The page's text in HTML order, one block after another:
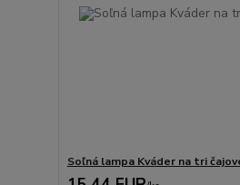
Soľná lampa Kváder na tri